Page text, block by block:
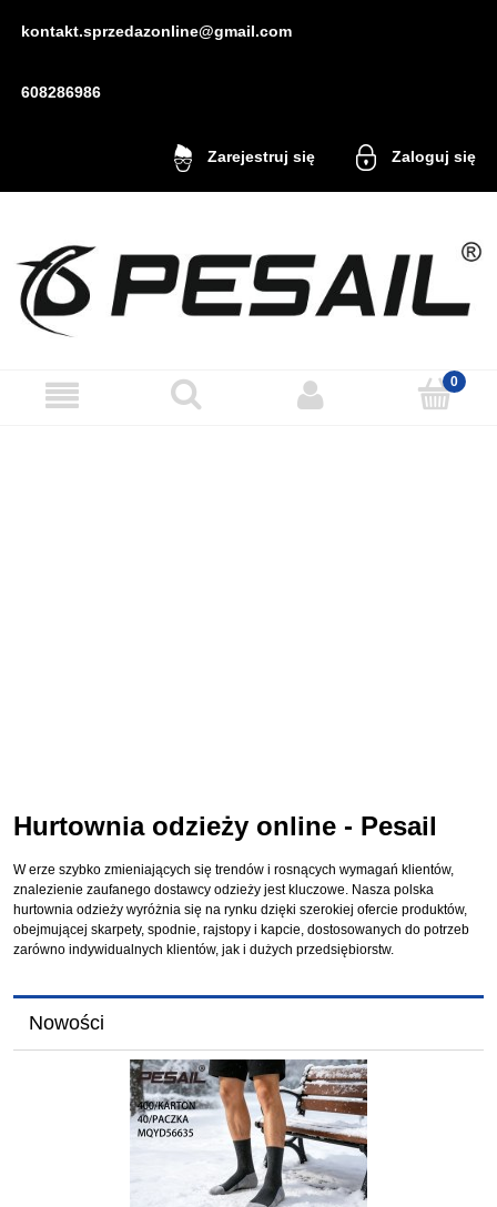
kontakt.sprzedazonline@gmail.com
608286986
Zarejestruj się Zaloguj się
Hurtownia odzieży online - Pesail
W erze szybko zmieniających się trendów i rosnących wymagań klientów,
znalezienie zaufanego dostawcy odzieży jest kluczowe. Nasza polska
hurtownia odzieży wyróżnia się na rynku dzięki szerokiej ofercie produktów,
obejmującej skarpety, spodnie, rajstopy i kapcie, dostosowanych do potrzeb
zarówno indywidualnych klientów, jak i dużych przedsiębiorstw.
Nowości